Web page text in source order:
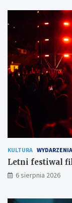
o
m
e
s
z
KULTURA WYDARZENIA
Letni festiwal
6 sierpnia 2026